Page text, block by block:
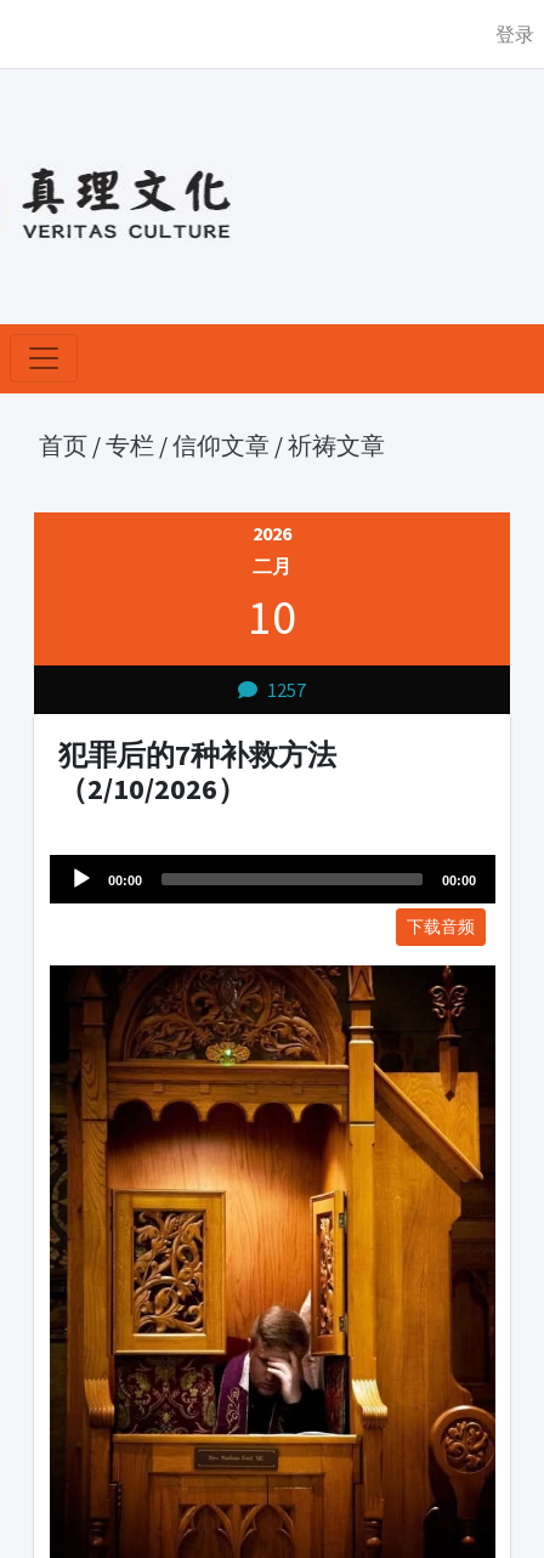
登录
首页 /专栏 /信仰文章 /祈祷文章
2026
二月
10
1257
犯罪后的7种补救方法
（2/10/2026）
Player
00:00 00:00
下载音频